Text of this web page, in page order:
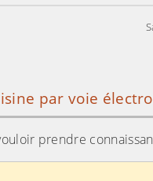
par voie
prendre